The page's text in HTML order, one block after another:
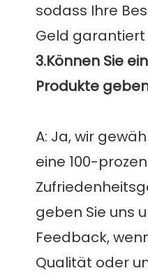
sodass Ihre
3.Können Sie
A: Ja, wir
eine 100-
geben Sie uns
Feedback,
Qualität oder